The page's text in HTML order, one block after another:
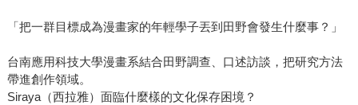
「把一群目標成為漫畫家的年輕學子丟到田野會發生什麼事？」
台南應用科技大學漫畫系結合田野調查、口述訪談，把研究方法
帶進創作領域。
Siraya（西拉雅）面臨什麼樣的文化保存困境？